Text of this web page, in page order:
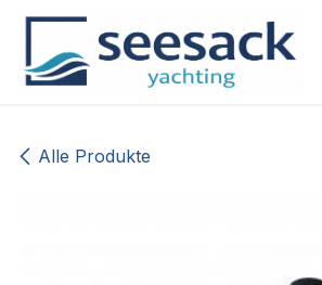
Zum Inhalt springen
Alle Produkte